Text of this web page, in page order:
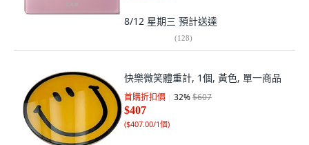
8/12 星期三 預計送達
(128)
快樂微笑體重計, 1個, 黃色, 單一商品
首購折扣價 32%$607
$407
($407.00/1個)